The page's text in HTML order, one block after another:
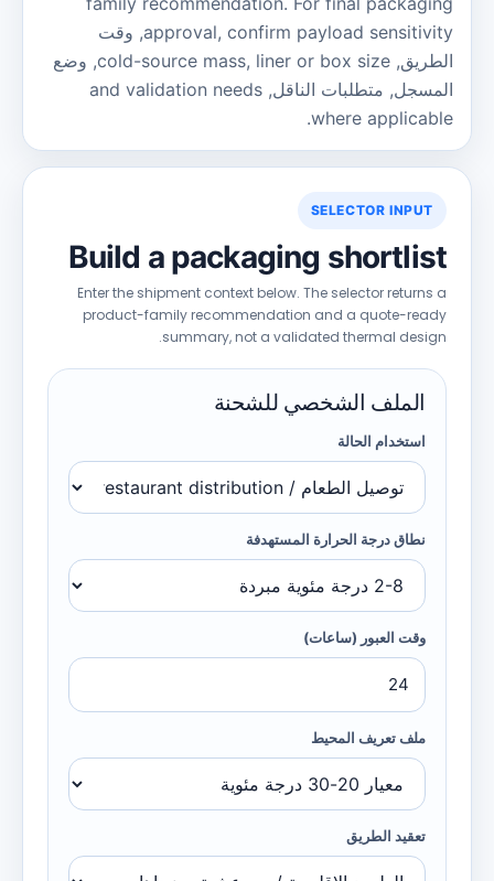
approval,confirm payload
, وقت
cold-source mass ,liner or box size
, وضع
متطلبات الناقل,and validation needs
where
.
SELECTOR INPUT
Build a packaging shortlist
Enter the shipment context below.The selector returns a
product-family recommendation and a quote-ready
summary,not a validated thermal design
.
الملف الشخصي للشحنة
استخدام الحالة
نطاق درجة الحرارة المستهدفة
وقت العبور (ساعات)
ملف تعريف المحيط
تعقيد الطريق